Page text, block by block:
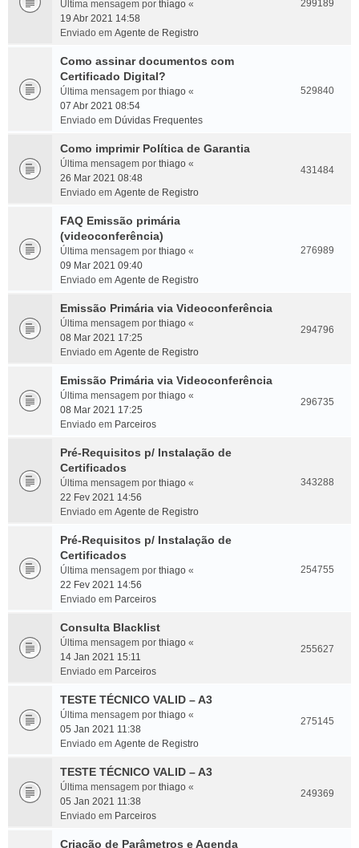
Última mensagem por thiago «
19 Abr 2021 14:58
Enviado em Agente de Registro
299189
Como assinar documentos com
Certificado Digital?
Última mensagem por thiago «
07 Abr 2021 08:54
Enviado em Dúvidas Frequentes
529840
Como imprimir Política de Garantia
Última mensagem por thiago «
26 Mar 2021 08:48
Enviado em Agente de Registro
431484
FAQ Emissão primária
(videoconferência)
Última mensagem por thiago «
09 Mar 2021 09:40
Enviado em Agente de Registro
276989
Emissão Primária via Videoconferência
Última mensagem por thiago «
08 Mar 2021 17:25
Enviado em Agente de Registro
294796
Emissão Primária via Videoconferência
Última mensagem por thiago «
08 Mar 2021 17:25
Enviado em Parceiros
296735
Pré-Requisitos p/ Instalação de
Certificados
Última mensagem por thiago «
22 Fev 2021 14:56
Enviado em Agente de Registro
343288
Pré-Requisitos p/ Instalação de
Certificados
Última mensagem por thiago «
22 Fev 2021 14:56
Enviado em Parceiros
254755
Consulta Blacklist
Última mensagem por thiago «
14 Jan 2021 15:11
Enviado em Parceiros
255627
TESTE TÉCNICO VALID – A3
Última mensagem por thiago «
05 Jan 2021 11:38
Enviado em Agente de Registro
275145
TESTE TÉCNICO VALID – A3
Última mensagem por thiago «
05 Jan 2021 11:38
Enviado em Parceiros
249369
Criação de Parâmetros e Agenda